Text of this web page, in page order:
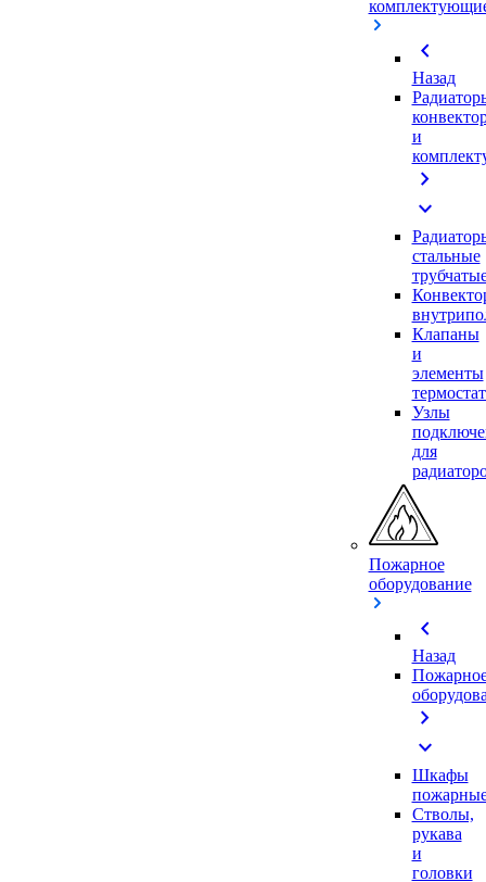
chevron_left
Назад
и
chevron_right
expand_more
стальные
Клапаны
и
элементы
Узлы
для
Пожарное
оборудование
chevron_left
Назад
chevron_right
expand_more
Шкафы
Стволы,
рукава
и
головки